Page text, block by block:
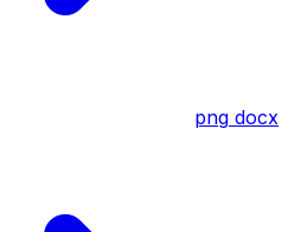
png docx